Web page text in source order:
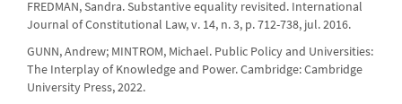
FREDMAN, Sandra. Substantive equality revisited. International
Journal of Constitutional Law, v. 14, n. 3, p. 712-738, jul. 2016.
GUNN, Andrew; MINTROM, Michael. Public Policy and Universities:
The Interplay of Knowledge and Power. Cambridge: Cambridge
University Press, 2022.